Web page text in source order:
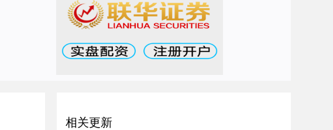
相关更新